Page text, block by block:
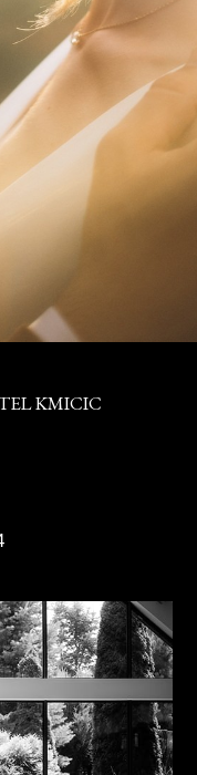
KMICIC